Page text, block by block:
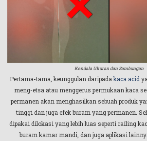
Kendala Ukuran dan Sambungan
Pertama-tama, keunggulan daripada kaca acid
meng-etsa atau menggerus permukaan kaca
permanen akan menghasilkan sebuah produk
tinggi dan juga efek buram yang permanen.
dipakai dilokasi yang lebih luas seperti railing
buram kamar mandi, dan juga aplikasi